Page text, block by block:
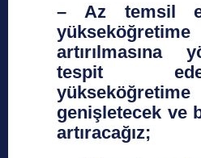
– Az temsil
artırılmasına
tespit
genişletecek ve
artıracağız;